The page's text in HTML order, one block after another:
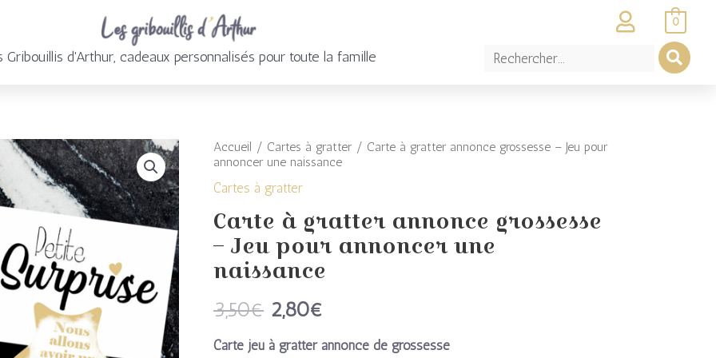
Gribouillis d'Arthur, cadeaux personnalisés pour toute la famille
0
Accueil / Cartes à gratter/ Carte à gratter annonce grossesse – Jeu pour
annoncer une naissance
Cartes à gratter
Carte à gratter annonce grossesse
– Jeu pour annoncer une
naissance
3,50€
Le
prix
initial
était :
3,50€.
2,80€
Le
actuel
est :
2,80€.
Carte jeu à gratter annonce de grossesse
quantité
de
Carte
à
gratter
annonce
grossesse